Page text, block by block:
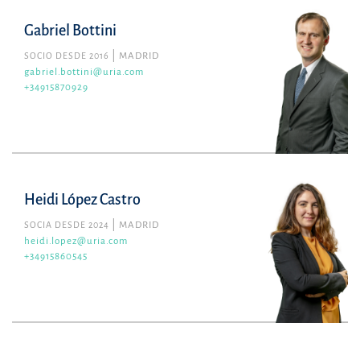
Gabriel Bottini
SOCIO DESDE 2016
MADRID
gabriel.bottini@uria.com
+34915870929
Heidi López Castro
SOCIA DESDE 2024
MADRID
heidi.lopez@uria.com
+34915860545